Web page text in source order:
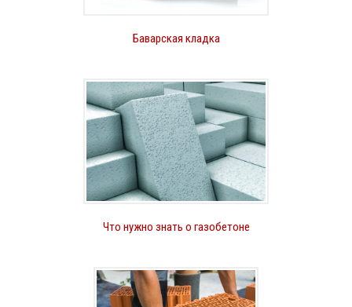
Баварская кладка
Что нужно знать о газобетоне